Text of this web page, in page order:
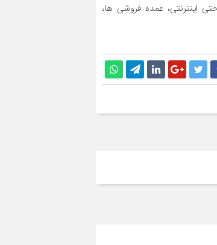
زنجیره ای و حتی اینترنتی، عمده فروشی ها،